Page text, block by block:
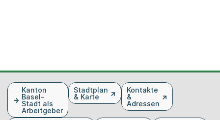
FusszeileKanton
Basel-
Stadt als
Arbeitgeber
Stadtplan
& Karte
Kontakte
&
Adressen